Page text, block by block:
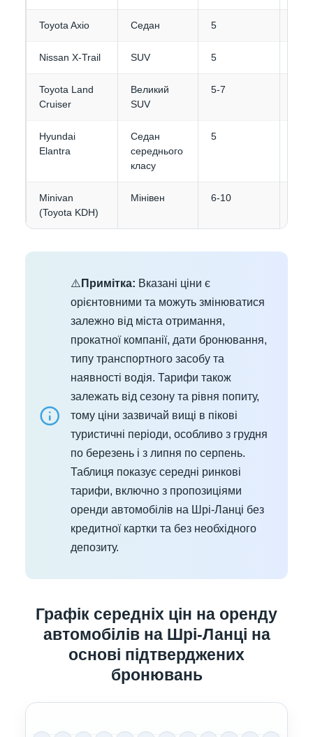
Toyota Axio Седан 5
Nissan X-Trail SUV 5
Toyota Land
Cruiser
Великий
SUV
5-7
Hyundai
Elantra
Седан
середнього
класу
5
Minivan
(Toyota KDH)
Мінівен 6-10
⚠️ Примітка: Вказані ціни є
орієнтовними та можуть змінюватися
залежно від міста отримання,
прокатної компанії, дати бронювання,
типу транспортного засобу та
наявності водія. Тарифи також
залежать від сезону та рівня попиту,
тому ціни зазвичай вищі в пікові
туристичні періоди, особливо з грудня
по березень і з липня по серпень.
Таблиця показує середні ринкові
тарифи, включно з пропозиціями
оренди автомобілів на Шрі-Ланці без
кредитної картки та без необхідного
депозиту.
Графік середніх цін на оренду
автомобілів на Шрі-Ланці на
основі підтверджених
бронювань